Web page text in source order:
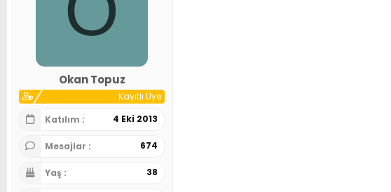
Okan Topuz
Kayıtlı Üye
Katılım
4 Eki 2013
Mesajlar 674
Yaş 38